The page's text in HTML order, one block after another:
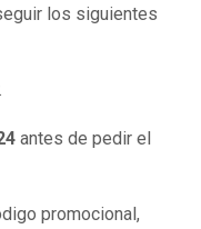
los siguientes
antes de pedir el
promocional,